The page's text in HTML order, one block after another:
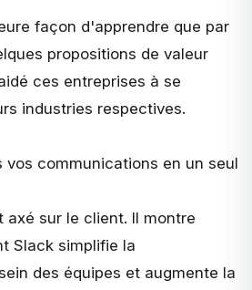
façon d'apprendre que par
propositions de valeur
ces entreprises à se
industries respectives.
vos communications en un seul
axé sur le client. Il montre
Slack simplifie la
des équipes et augmente la